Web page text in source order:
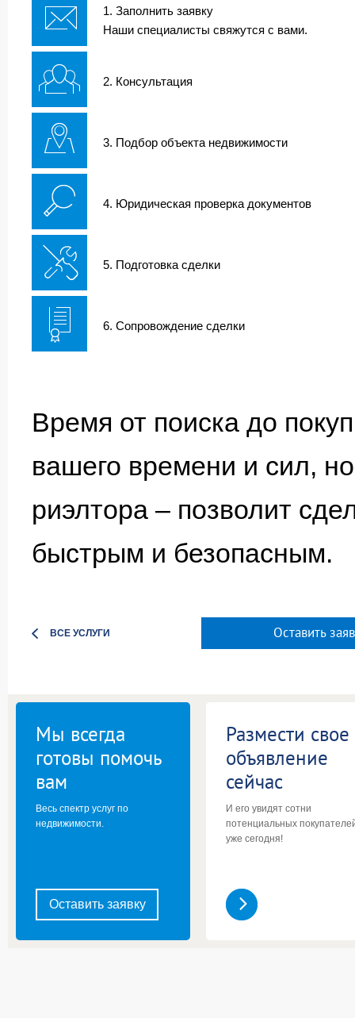
1. Заполнить заявку
Наши специалисты свяжутся с вами.
2. Консультация
3. Подбор объекта недвижимости
4. Юридическая проверка документов
5. Подготовка сделки
6. Сопровождение сделки
Время от поиска до
вашего времени и сил,
риэлтора – позволит
быстрым и безопасным.
ВСЕ УСЛУГИ Оставить
Мы всегда
готовы помочь
вам
Весь спектр услуг по
недвижимости.
Оставить заявку
Размести свое
объявление
сейчас
И его увидят сотни
потенциальных
уже сегодня!